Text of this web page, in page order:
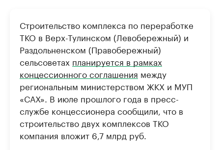
Строительство комплекса по переработке
ТКО в Верх-Тулинском (Левобережный) и
Раздольненском (Правобережный)
сельсоветах планируется в рамках
концессионного соглашения между
региональным министерством ЖКХ и МУП
«САХ». В июле прошлого года в пресс-
службе концессионера сообщили, что в
строительство двух комплексов ТКО
компания вложит 6,7 млрд руб.